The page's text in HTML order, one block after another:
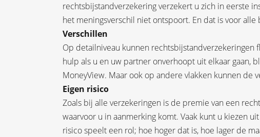
rechtsbijstandverzekering verzekert u zich in eerste
het meningsverschil niet ontspoort. En dat is voor
Verschillen
Op detailniveau kunnen rechtsbijstandverzekeringen
hulp als u en uw partner onverhoopt uit elkaar gaan,
MoneyView. Maar ook op andere vlakken kunnen de
Eigen risico
Zoals bij alle verzekeringen is de premie van een
waarvoor u in aanmerking komt. Vaak kunt u kiezen
risico speelt een rol; hoe hoger dat is, hoe lager de